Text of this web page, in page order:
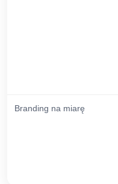
Branding na miarę